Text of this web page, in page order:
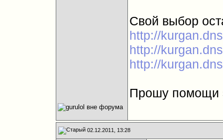
Свой выбор
http://
http://
http://
Прошу помощи
02.12.2011, 13:28